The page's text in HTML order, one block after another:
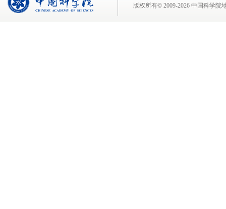
版权所有© 2009-2026 中国科学院